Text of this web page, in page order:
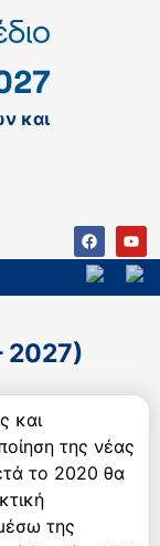
και
2027)
και
της νέας
το 2020 θα
της